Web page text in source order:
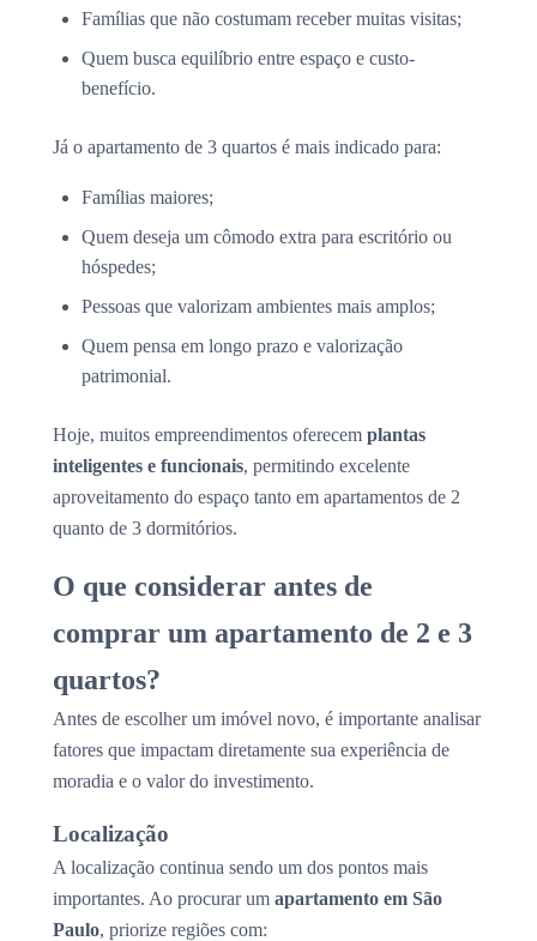
Famílias que não costumam receber muitas visitas;
Quem busca equilíbrio entre espaço e custo-
benefício.
Já o apartamento de 3 quartos é mais indicado para:
Famílias maiores;
Quem deseja um cômodo extra para escritório ou
hóspedes;
Pessoas que valorizam ambientes mais amplos;
Quem pensa em longo prazo e valorização
patrimonial.
Hoje, muitos empreendimentos oferecem plantas
inteligentes e funcionais, permitindo excelente
aproveitamento do espaço tanto em apartamentos de 2
quanto de 3 dormitórios.
O que considerar antes de
comprar um apartamento de 2 e 3
quartos?
Antes de escolher um imóvel novo, é importante analisar
fatores que impactam diretamente sua experiência de
moradia e o valor do investimento.
Localização
A localização continua sendo um dos pontos mais
importantes. Ao procurar um apartamento em São
Paulo, priorize regiões com: